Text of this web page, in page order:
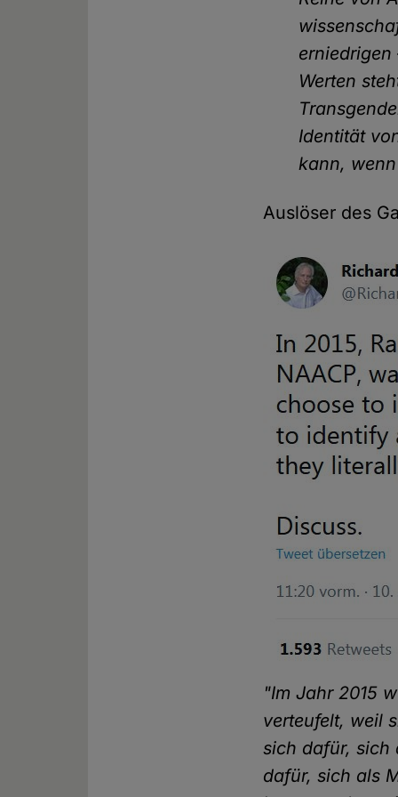
Werten
Identität
kann,
Auslöser des
"Im Jahr 2015
verteufelt, weil
sich dafür, sich
dafür, sich als